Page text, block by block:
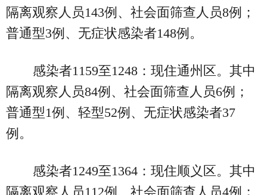
隔离观察人员143例、社会面筛查人员8例；
普通型3例、无症状感染者148例。
感染者1159至1248：现住通州区。其中
隔离观察人员84例、社会面筛查人员6例；
普通型1例、轻型52例、无症状感染者37
例。
感染者1249至1364：现住顺义区。其中
隔离观察人员112例、社会面筛查人员4例；